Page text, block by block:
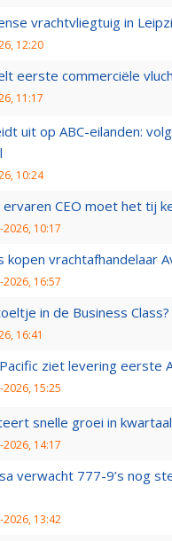
vrachtvliegtuig in
12:20
eerste commerciële
11:17
uit op ABC-eilanden:
10:24
ervaren CEO moet het tij
2026, 10:17
kopen vrachtafhandelaar
2026, 16:57
in de Business
16:41
ziet levering eerste
2026, 15:25
snelle groei in
2026, 14:17
verwacht 777-9’s nog
2026, 13:42